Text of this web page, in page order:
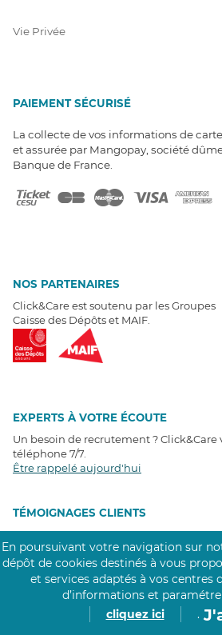
Vie Privée
PAIEMENT SÉCURISÉ
La collecte de vos informations de
et assurée par Mangopay, société
Banque de France.
NOS PARTENAIRES
Click&Care est soutenu par les Groupes
Caisse des Dépôts et MAIF.
EXPERTS À VOTRE ÉCOUTE
Un besoin de recrutement ?
téléphone 7/7
Être rappelé aujourd'hui
TÉMOIGNAGES CLIENTS
4,6/5
Avis clientsrécoltés sur
Google
En poursuivant votre navigation sur
dépôt de cookies destinés à vous
et services adaptés à vos centres
d’informations et
cliquez ici
.